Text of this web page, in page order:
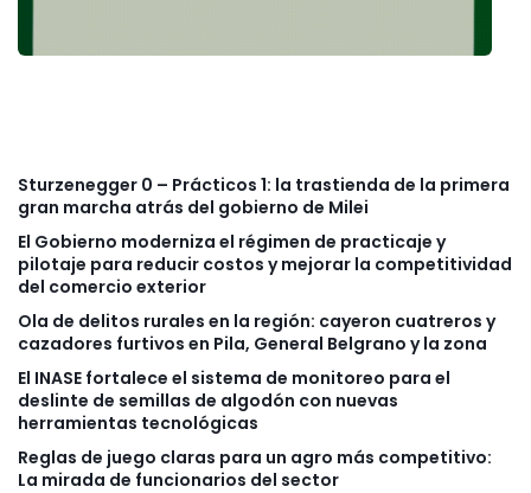
Sturzenegger 0 – Prácticos 1: la trastienda de la primera
gran marcha atrás del gobierno de Milei
El Gobierno moderniza el régimen de practicaje y
pilotaje para reducir costos y mejorar la competitividad
del comercio exterior
Ola de delitos rurales en la región: cayeron cuatreros y
cazadores furtivos en Pila, General Belgrano y la zona
El INASE fortalece el sistema de monitoreo para el
deslinte de semillas de algodón con nuevas
herramientas tecnológicas
Reglas de juego claras para un agro más competitivo:
La mirada de funcionarios del sector